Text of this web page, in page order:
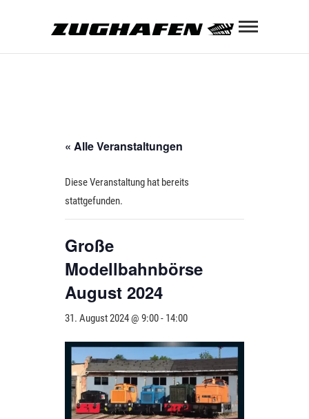
« Alle Veranstaltungen
Diese Veranstaltung hat bereits
stattgefunden.
Große
Modellbahnbörse
August 2024
31. August 2024 @ 9:00- 14:00